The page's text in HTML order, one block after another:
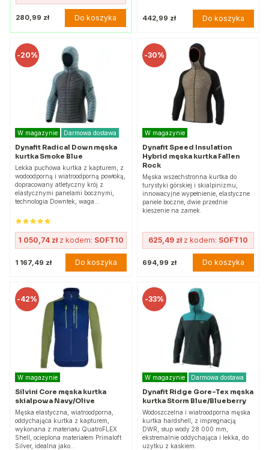
280,99 zł Do koszyka 442,99 zł Do koszyka
-20%
W magazynie Darmowa dostawa
Dynafit Radical Down męska
kurtka Smoke Blue
Lekka puchowa kurtka z kapturem, z
wodoodporną i wiatroodporną powłoką,
dopracowany atletyczny krój z
elastycznymi panelami bocznymi,
technologia Downtek, waga…
1 050,74 złz kodem: SOFT10
1 167,49 zł Do koszyka
-30%
W magazynie
Dynafit Speed Insulation
Hybrid męska kurtka Fallen
Rock
Męska wszechstronna kurtka do
turystyki górskiej i skialpinizmu,
innowacyjne wypełnienie, elastyczne
panele boczne, dwie przednie
kieszenie na zamek.
625,49 złz kodem: SOFT10
694,99 zł Do koszyka
-42%
W magazynie
Silvini Core męska kurtka
skialpowa Navy/Olive
Męska elastyczna, wiatroodporna,
oddychająca kurtka z kapturem,
wykonana z materiału QuatroFLEX
Shell, ocieplona materiałem Primaloft
Silver, idealna jako…
-33%
W magazynie Darmowa dostawa
Dynafit Ridge Gore-Tex męska
kurtka Storm Blue/Blueberry
Wodoszczelna i wiatroodporna męska
kurtka hardshell, z impregnacją
DWR, słup wody 28 000 mm,
ekstremalnie oddychająca i lekka, do
użytku z kaskiem.